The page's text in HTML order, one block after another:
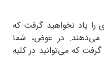
را یاد نخواهید گرفت که
در عوض، شما
که می‌توانید در کلیه